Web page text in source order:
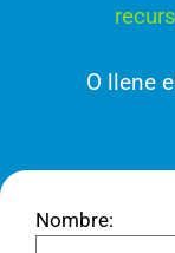
O llene
Nombre: